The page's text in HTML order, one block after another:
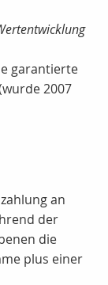
garantierte
2007
an
der
die
plus einer